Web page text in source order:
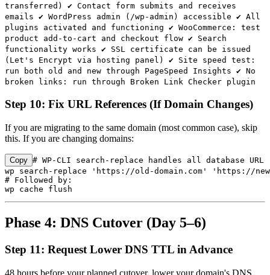
transferred) ✔ Contact form submits and receives
emails ✔ WordPress admin (/wp-admin) accessible ✔ All
plugins activated and functioning ✔ WooCommerce: test
product add-to-cart and checkout flow ✔ Search
functionality works ✔ SSL certificate can be issued
(Let's Encrypt via hosting panel) ✔ Site speed test:
run both old and new through PageSpeed Insights ✔ No
broken links: run through Broken Link Checker plugin
Step 10: Fix URL References (If Domain Changes)
If you are migrating to the same domain (most common case), skip
this. If you are changing domains:
Copy # WP-CLI search-replace handles all database
wp search-replace 'https://old-domain.com' 'https://
# Followed by:
wp cache flush
Phase 4: DNS Cutover (Day 5–6)
Step 11: Request Lower DNS TTL in Advance
48 hours before your planned cutover, lower your domain's DNS